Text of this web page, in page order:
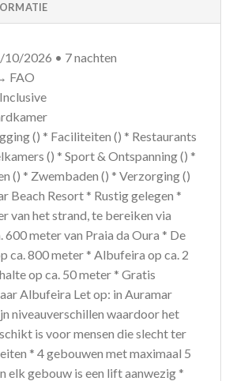
10/2026 • 7 nachten
FAO
() * Faciliteiten () * Restaurants
() * Sport & Ontspanning () *
() * Zwembaden () * Verzorging ()
Beach Resort * Rustig gelegen *
van het strand, te bereiken via
600 meter van Praia da Oura * De
ca. 800 meter * Albufeira op ca. 2
op ca. 50 meter * Gratis
Albufeira Let op: in Auramar
niveauverschillen waardoor het
is voor mensen die slecht ter
* 4 gebouwen met maximaal 5
elk gebouw is een lift aanwezig *